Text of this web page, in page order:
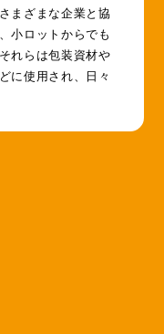
まざまな企業と協
小ロットからでも
れらは包装資材や
に使用され、日々